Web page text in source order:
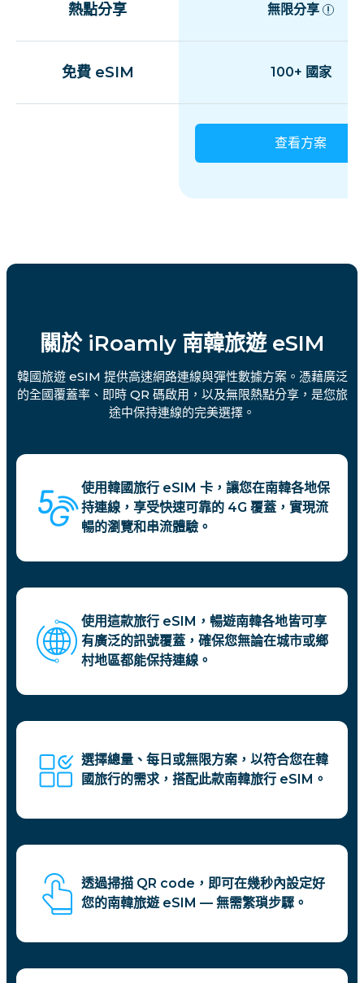
熱點分享 無限分享
免費 eSIM 100+ 國家
查看方案
關於 iRoamly 南韓旅遊 eSIM
韓國旅遊 eSIM 提供高速網路連線與彈性數據方案。憑藉廣泛
的全國覆蓋率、即時 QR 碼啟用，以及無限熱點分享，是您旅
途中保持連線的完美選擇。
使用韓國旅行 eSIM 卡，讓您在南韓各地保
持連線，享受快速可靠的 4G 覆蓋，實現流
暢的瀏覽和串流體驗。
使用這款旅行 eSIM，暢遊南韓各地皆可享
有廣泛的訊號覆蓋，確保您無論在城市或鄉
村地區都能保持連線。
選擇總量、每日或無限方案，以符合您在韓
國旅行的需求，搭配此款南韓旅行 eSIM。
透過掃描 QR code，即可在幾秒內設定好
您的南韓旅遊 eSIM — 無需繁瑣步驟。